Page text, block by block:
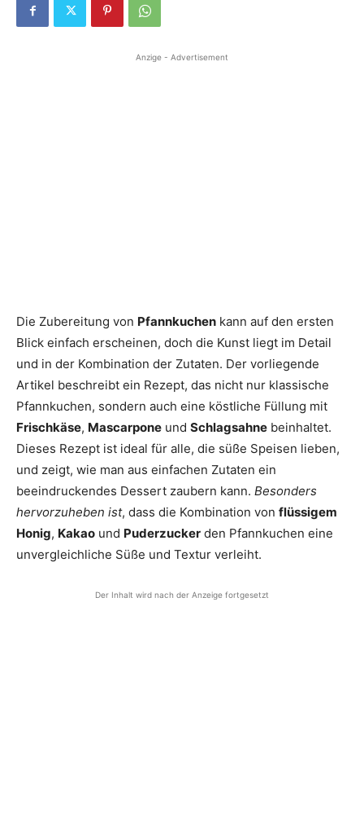
Anzige - Advertisement
Die Zubereitung von Pfannkuchen kann auf den ersten
Blick einfach erscheinen, doch die Kunst liegt im Detail
und in der Kombination der Zutaten. Der vorliegende
Artikel beschreibt ein Rezept, das nicht nur klassische
Pfannkuchen, sondern auch eine köstliche Füllung mit
Frischkäse, Mascarpone und Schlagsahne beinhaltet.
Dieses Rezept ist ideal für alle, die süße Speisen lieben,
und zeigt, wie man aus einfachen Zutaten ein
beeindruckendes Dessert zaubern kann. Besonders
hervorzuheben ist, dass die Kombination von flüssigem
Honig, Kakao und Puderzucker den Pfannkuchen eine
unvergleichliche Süße und Textur verleiht.
Der Inhalt wird nach der Anzeige fortgesetzt